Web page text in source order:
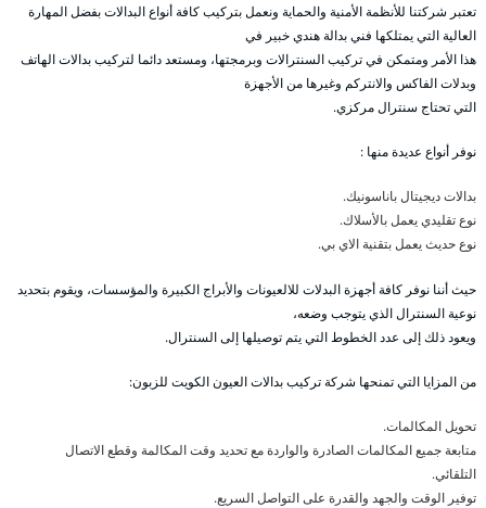
تعتبر شركتنا للأنظمة الأمنية والحماية ونعمل بتركيب كافة أنواع البدالات بفضل المهارة
العالية التي يمتلكها فني بدالة هندي خبير في
هذا الأمر ومتمكن في تركيب السنترالات وبرمجتها، ومستعد دائما لتركيب بدالات الهاتف
وبدلات الفاكس والانتركم وغيرها من الأجهزة
التي تحتاج سنترال مركزي.
نوفر أنواع عديدة منها :
بدالات ديجيتال باناسونيك.
نوع تقليدي يعمل بالأسلاك.
نوع حديث يعمل بتقنية الاي بي.
حيث أننا نوفر كافة أجهزة البدلات للالعيونات والأبراج الكبيرة والمؤسسات، ويقوم بتحديد
نوعية السنترال الذي يتوجب وضعه،
ويعود ذلك إلى عدد الخطوط التي يتم توصيلها إلى السنترال.
من المزايا التي تمنحها شركة تركيب بدالات العيون الكويت للزبون:
تحويل المكالمات.
متابعة جميع المكالمات الصادرة والواردة مع تحديد وقت المكالمة وقطع الاتصال
التلقائي.
توفير الوقت والجهد والقدرة على التواصل السريع.